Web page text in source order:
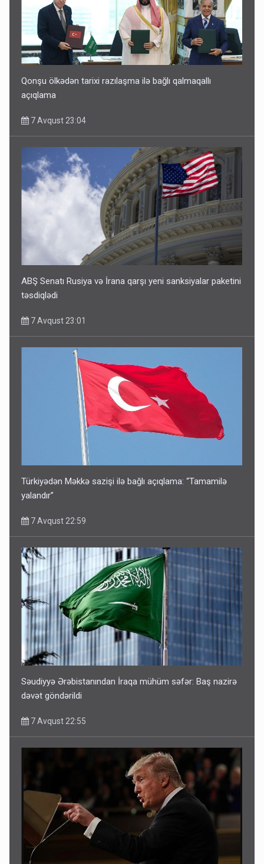
Qonşu ölkədən tarixi razılaşma ilə bağlı qalmaqallı
açıqlama
7 Avqust 23:04
ABŞ Senatı Rusiya və İrana qarşı yeni sanksiyalar paketini
təsdiqlədi
7 Avqust 23:01
Türkiyədən Məkkə sazişi ilə bağlı açıqlama: “Tamamilə
yalandır”
7 Avqust 22:59
Səudiyyə Ərəbistanından İraqa mühüm səfər: Baş nazirə
dəvət göndərildi
7 Avqust 22:55